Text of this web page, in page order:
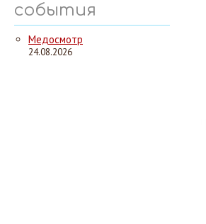
события
Медосмотр
24.08.2026